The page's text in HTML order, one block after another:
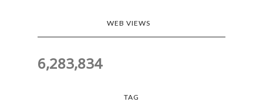
WEB VIEWS
6,283,834
TAG